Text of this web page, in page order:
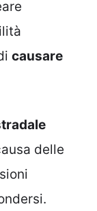
causare
delle